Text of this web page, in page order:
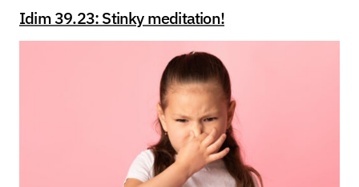
Idim 39.23: Stinky meditation!